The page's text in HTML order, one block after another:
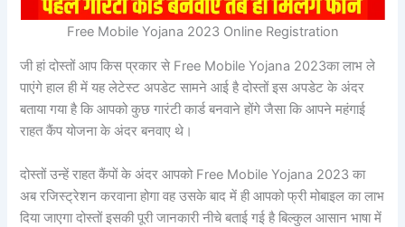
Free Mobile Yojana 2023 Online Registration
जी हां दोस्तों आप किस प्रकार से Free Mobile Yojana 2023का लाभ ले
पाएंगे हाल ही में यह लेटेस्ट अपडेट सामने आई है दोस्तों इस अपडेट के अंदर
बताया गया है कि आपको कुछ गारंटी कार्ड बनवाने होंगे जैसा कि आपने महंगाई
राहत कैंप योजना के अंदर बनवाए थे।
दोस्तों उन्हें राहत कैंपों के अंदर आपको Free Mobile Yojana 2023 का
अब रजिस्ट्रेशन करवाना होगा वह उसके बाद में ही आपको फ्री मोबाइल का लाभ
दिया जाएगा दोस्तों इसकी पूरी जानकारी नीचे बताई गई है बिल्कुल आसान भाषा में